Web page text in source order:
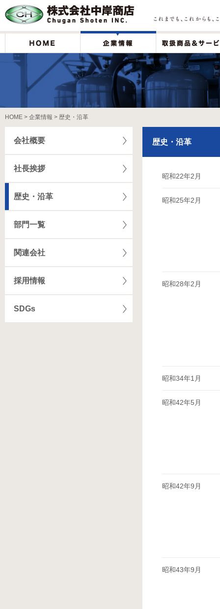
HOME 企業情報 歴史・沿革
会社概要
社長挨拶
歴史・沿革
部門一覧
関連会社
採用情報
SDGs
歴史・沿革
昭和22年2月
昭和25年2月
昭和28年2月
昭和34年1月
昭和42年5月
昭和42年9月
昭和43年9月